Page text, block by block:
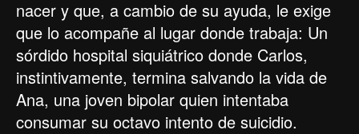
nacer y que, a cambio de su ayuda, le exige
que lo acompañe al lugar donde trabaja: Un
sórdido hospital siquiátrico donde Carlos,
instintivamente, termina salvando la vida de
Ana, una joven bipolar quien intentaba
consumar su octavo intento de suicidio.